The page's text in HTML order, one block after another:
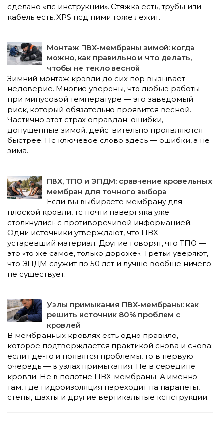
сделано «по инструкции». Стяжка есть, трубы или
кабель есть, XPS под ними тоже лежит.
Монтаж ПВХ-мембраны зимой: когда
можно, как правильно и что делать,
чтобы не текло весной
Зимний монтаж кровли до сих пор вызывает
недоверие. Многие уверены, что любые работы
при минусовой температуре — это заведомый
риск, который обязательно проявится весной.
Частично этот страх оправдан: ошибки,
допущенные зимой, действительно проявляются
быстрее. Но ключевое слово здесь — ошибки, а не
зима.
ПВХ, ТПО и ЭПДМ: сравнение кровельных
мембран для точного выбора
Если вы выбираете мембрану для
плоской кровли, то почти наверняка уже
столкнулись с противоречивой информацией.
Одни источники утверждают, что ПВХ —
устаревший материал. Другие говорят, что ТПО —
это «то же самое, только дороже». Третьи уверяют,
что ЭПДМ служит по 50 лет и лучше вообще ничего
не существует.
Узлы примыкания ПВХ-мембраны: как
решить источник 80% проблем с
кровлей
В мембранных кровлях есть одно правило,
которое подтверждается практикой снова и снова:
если где-то и появятся проблемы, то в первую
очередь — в узлах примыкания. Не в середине
кровли. Не в полотне ПВХ-мембраны. А именно
там, где гидроизоляция переходит на парапеты,
стены, шахты и другие вертикальные конструкции.